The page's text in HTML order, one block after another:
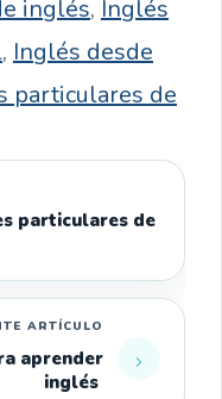
inglés, Inglés
, Inglés desde
particulares de
particulares de
aprender
inglés